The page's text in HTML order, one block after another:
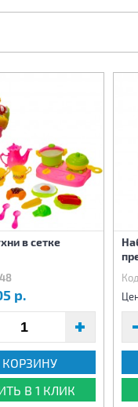
в сетке
р.
КОРЗИНУ
В 1 КЛИК